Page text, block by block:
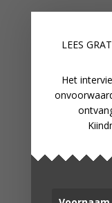
Lees gratis
LEES
Het